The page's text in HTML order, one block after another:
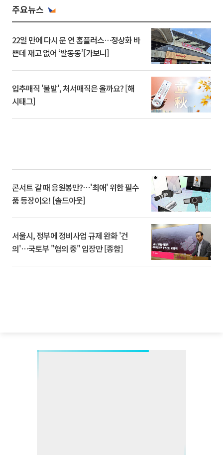
주요뉴스
22일 만에 다시 문 연 홈플러스…정상화 바
쁜데 재고 없어 ‘발동동’[가보니]
입추매직 '불발', 처서매직은 올까요? [해
시태그]
콘서트 갈 때 응원봉만?⋯'최애' 위한 필수
품 등장이오! [솔드아웃]
서울시, 정부에 정비사업 규제 완화 '건
의'⋯국토부 "협의 중" 입장만 [종합]